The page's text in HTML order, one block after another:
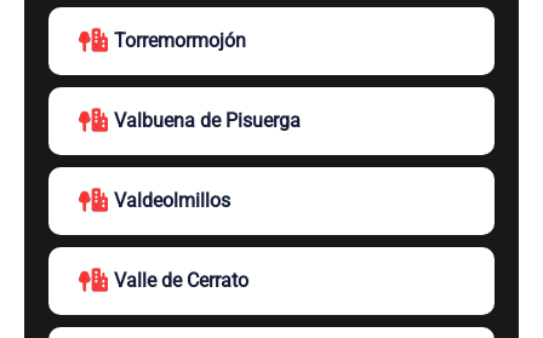
Torremormojón
Valbuena de Pisuerga
Valdeolmillos
Valle de Cerrato